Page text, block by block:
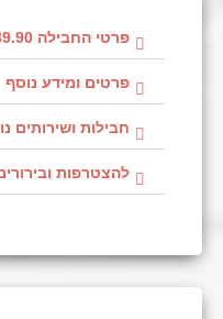
פרטי החבילה 39.90 ₪
פרטים ומידע נוסף
חבילות ושירותים
להצטרפות